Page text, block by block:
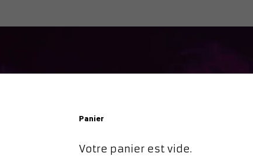
Panier
Votre panier est vide.